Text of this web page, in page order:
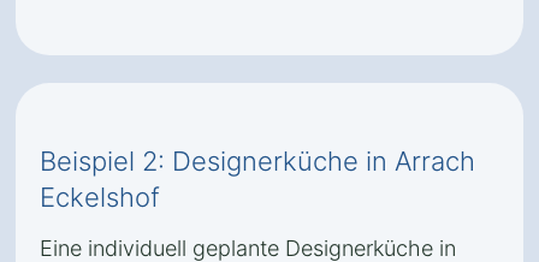
Beispiel 2: Designerküche in Arrach
Eckelshof
Eine individuell geplante Designerküche in